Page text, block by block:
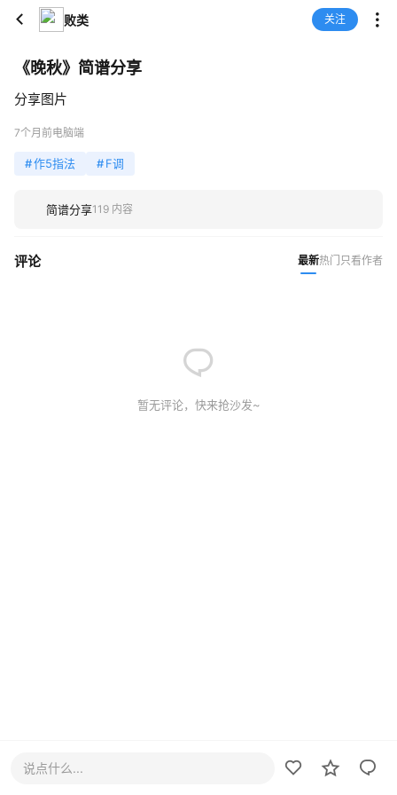
败类 关注
《晚秋》简谱分享
分享图片
7个月前电脑端
#作5指法 #F调
简谱分享119 内容
评论 最新热门 只看作者
暂无评论，快来抢沙发~
说点什么...